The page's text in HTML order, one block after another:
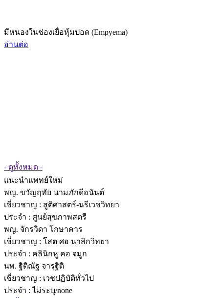
มีหนองในช่องเยื่อหุ้มปอด (Empyema)
อ่านต่อ
- ดูทั้งหมด -
แนะนำแพทย์ใหม่
พญ. ขวัญฤทัย นามภักดีอนันต์
เชี่ยวชาญ : สูติศาสตร์-นรีเวชวิทยา
ประจำ : ศูนย์สุขภาพสตรี
พญ. จักรวิดา โกษาคาร
เชี่ยวชาญ : โสต ศอ นาสิกวิทยา
ประจำ : คลินิกหู คอ จมูก
นพ. ฐิติณัฐ จารุฐิติ
เชี่ยวชาญ : เวชปฏิบัติทั่วไป
ประจำ : ไม่ระบุ/none